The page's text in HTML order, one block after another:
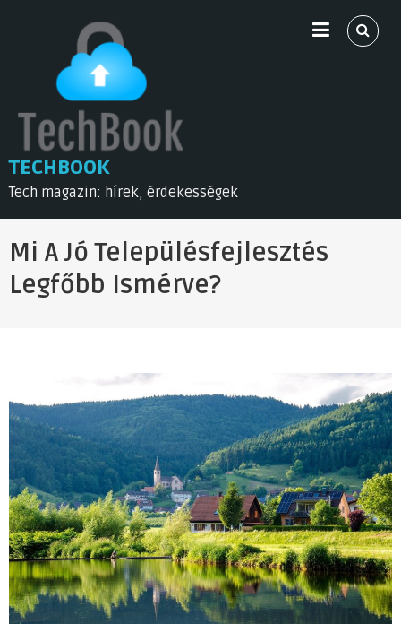
TECHBOOK
Tech magazin: hírek, érdekességek
Mi A Jó Településfejlesztés
Legfőbb Ismérve?